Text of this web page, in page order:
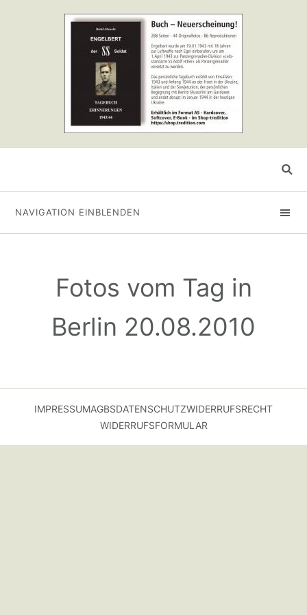
NAVIGATION EINBLENDEN
Fotos vom Tag in
Berlin 20.08.2010
IMPRESSUMAGBSDATENSCHUTZWIDERRUFSRECHT
WIDERRUFSFORMULAR